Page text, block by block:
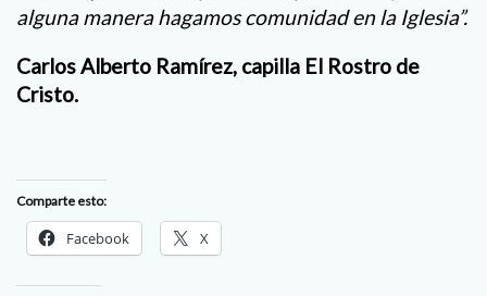
alguna manera hagamos comunidad en la Iglesia”.
Carlos Alberto Ramírez, capilla El Rostro de
Cristo.
Comparte esto:
Facebook X